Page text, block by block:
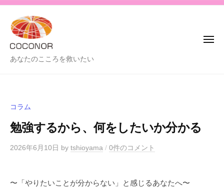
コ
C
o
コ
あなたのこころを救いたい
メ
コラム
勉強するから、何をしたいか分かる
2026年6月10日 by tshioyama / 0件のコメント
〜「やりたいことが分からない」と感じるあなたへ〜
c
o
n
o
コ
ノ
ア
-